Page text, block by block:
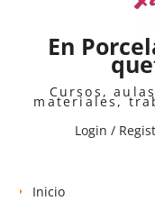
En
Cursos,
materiales,
Login /
Inicio